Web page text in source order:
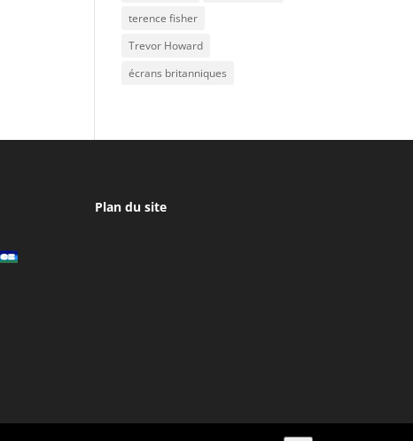
terence fisher
Trevor Howard
écrans britanniques
Plan du site